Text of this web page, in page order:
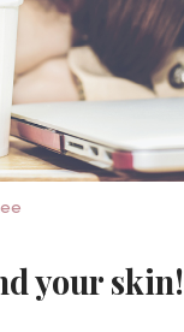
your skin!